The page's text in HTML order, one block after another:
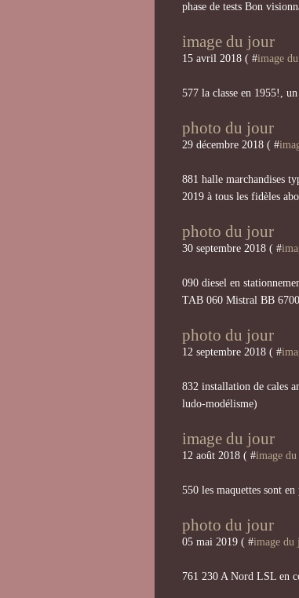
phase de tests Bon
image du jour
15 avril 2018 ( #image
577 la classe en 1955!,
photo du jour
29 décembre 2018 ( #
881 halle marchandises
2019 à tous les fidèles
photo du jour
30 septembre 2018 ( #
090 diesel en
TAB 060 Mistral BB
photo du jour
12 septembre 2018 ( #
832 installation de cales
ludo-modélisme)
image du jour
12 août 2018 ( #image
550 les maquettes sont
photo du jour
05 mai 2019 ( #image du
761 230 A Nord LSL en